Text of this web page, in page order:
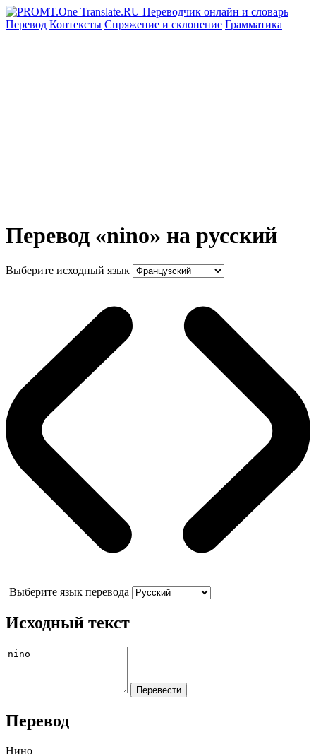
Перевод Контексты Спряжение и склонение Грамматика
Перевод «nino» на русский
Выберите исходный язык
Выберите язык перевода
Исходный текст
Перевод
Нино